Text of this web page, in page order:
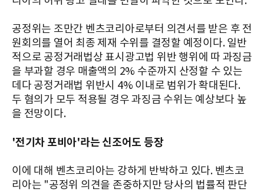
공정위는 조만간 벤츠코리아로부터 의견서를 받은 후 전
원회의를 열어 최종 제재 수위를 결정할 예정이다. 일반
적으로 공정거래법상 표시광고법 위반 행위에 따 과징금
을 부과할 경우 매출액의 2% 수준까지 산정할 수 있는
데다 공정거래법 위반시 4% 이내로 범위가 확대된다.
두 혐의가 모두 적용될 경우 과징금 수위는 예상보다 높
을 전망이다.
'전기차 포비아'라는 신조어도 등장
이에 대해 벤츠코리아는 강하게 반박하고 있다. 벤츠코
리아는 "공정위 의견을 존중하지만 당사의 법률적 판단